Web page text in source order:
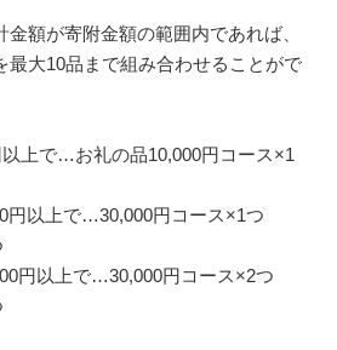
額が寄附金額の範囲内であれば、
最大10品まで組み合わせることがで
上で…お礼の品10,000円コース×1
上で…30,000円コース×1つ
以上で…30,000円コース×2つ